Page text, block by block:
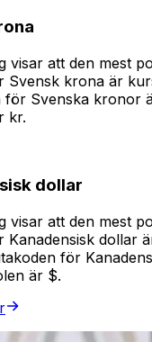
visar att den mest
Svensk krona är
för Svenska kronor
kr.
dollar
visar att den mest
Kanadensisk dollar
för
är $.